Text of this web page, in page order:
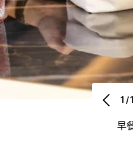
早
1/